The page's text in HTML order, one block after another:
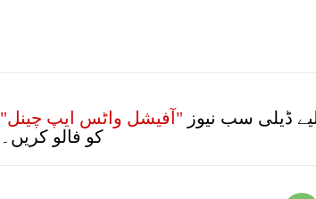
ڈیلی سب نیوز "آفیشل واٹس ایپ چینل"
کو فالو کریں۔